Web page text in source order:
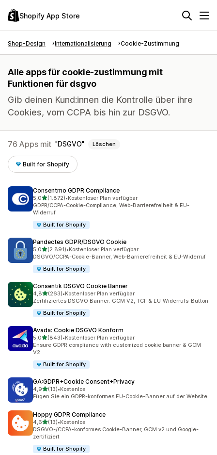
Shopify App Store
Shop-Design Internationalisierung Cookie-Zustimmung
Alle apps für cookie-zustimmung mit
Funktionen für dsgvo
Gib deinen Kund:innen die Kontrolle über ihre
Cookies, vom CCPA bis hin zur DSGVO.
76 Apps mit DSGVO Löschen
Built for Shopify
Consentmo GDPR Compliance
5,0von 5 Sternen
(1.872)
1872 Rezensionen insgesamt
•Kostenloser Plan verfügbar
GDPR/CCPA-Cookie-Compliance, Web-Barrierefreiheit & EU-
Widerruf
Built for Shopify
Pandectes GDPR/DSGVO Cookie
5,0von 5 Sternen
(2.891)
2891 Rezensionen insgesamt
•Kostenloser Plan verfügbar
DSGVO/CCPA-Cookie-Banner, Web-Barrierefreiheit & EU-Widerruf
Built for Shopify
Consentik DSGVO Cookie Banner
4,8von 5 Sternen
(263)
263 Rezensionen insgesamt
•Kostenloser Plan verfügbar
Zertifiziertes DSGVO Banner: GCM V2, TCF & EU-Widerrufs-Button
Built for Shopify
Avada: Cookie DSGVO Konform
5,0von 5 Sternen
(843)
843 Rezensionen insgesamt
•Kostenloser Plan verfügbar
Ensure GDPR compliance with customized cookie banner & GCM
V2
Built for Shopify
GA:GDPR+Cookie Consent+Privacy
4,9von 5 Sternen
(13)
13 Rezensionen insgesamt
•Kostenlos
Fügen Sie ein GDPR-konformes EU-Cookie-Banner auf der Website
Hoppy GDPR Compliance
4,6von 5 Sternen
(13)
13 Rezensionen insgesamt
•Kostenlos
DSGVO-/CCPA-konformes Cookie-Banner, GCM v2 und Google-
zertifiziert
Built for Shopify